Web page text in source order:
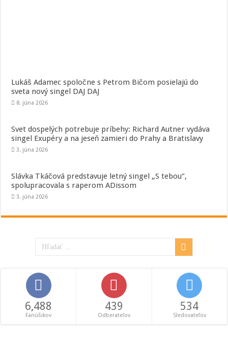
Lukáš Adamec spoločne s Petrom Bičom posielajú do
sveta nový singel DAJ DAJ
8. júna 2026
Svet dospelých potrebuje príbehy: Richard Autner vydáva
singel Exupéry a na jeseň zamieri do Prahy a Bratislavy
3. júna 2026
Slávka Tkáčová predstavuje letný singel „S tebou“,
spolupracovala s raperom ADissom
3. júna 2026
6,488
Fanúšikov
439
Odberateľov
534
Sledovateľov